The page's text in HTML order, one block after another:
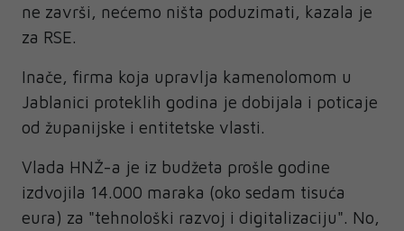
ne završi, nećemo ništa poduzimati, kazala je
za RSE.
Inače, firma koja upravlja kamenolomom u
Jablanici proteklih godina je dobijala i poticaje
od županijske i entitetske vlasti.
Vlada HNŽ-a je iz budžeta prošle godine
izdvojila 14.000 maraka (oko sedam tisuća
eura) za "tehnološki razvoj i digitalizaciju". No,